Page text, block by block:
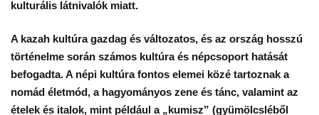
kulturális látnivalók miatt.
A kazah kultúra gazdag és változatos, és az ország hosszú
történelme során számos kultúra és népcsoport hatását
befogadta. A népi kultúra fontos elemei közé tartoznak a
nomád életmód, a hagyományos zene és tánc, valamint az
ételek és italok, mint például a „kumisz” (gyümölcsléből